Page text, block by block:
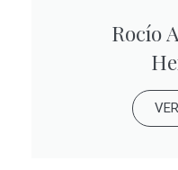
Rocío